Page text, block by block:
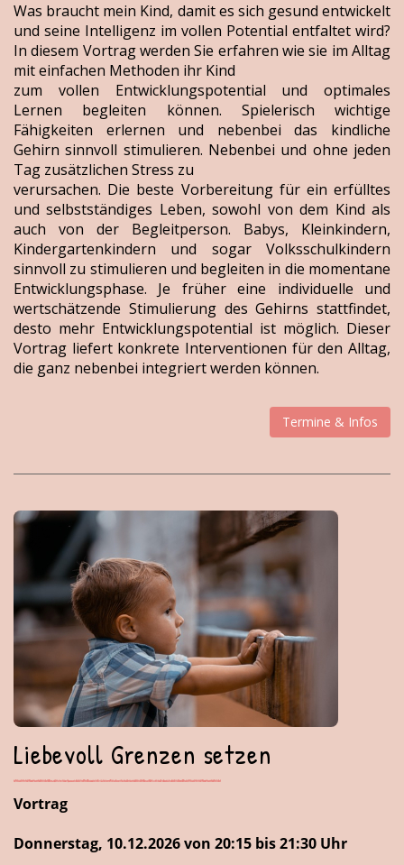
Was braucht mein Kind, damit es sich gesund entwickelt
und seine Intelligenz im vollen Potential entfaltet wird?
In diesem Vortrag werden Sie erfahren wie sie im Alltag
mit einfachen Methoden ihr Kind
zum vollen Entwicklungspotential und optimales
Lernen begleiten können. Spielerisch wichtige
Fähigkeiten erlernen und nebenbei das kindliche
Gehirn sinnvoll stimulieren. Nebenbei und ohne jeden
Tag zusätzlichen Stress zu
verursachen. Die beste Vorbereitung für ein erfülltes
und selbstständiges Leben, sowohl von dem Kind als
auch von der Begleitperson. Babys, Kleinkindern,
Kindergartenkindern und sogar Volksschulkindern
sinnvoll zu stimulieren und begleiten in die momentane
Entwicklungsphase. Je früher eine individuelle und
wertschätzende Stimulierung des Gehirns stattfindet,
desto mehr Entwicklungspotential ist möglich. Dieser
Vortrag liefert konkrete Interventionen für den Alltag,
die ganz nebenbei integriert werden können.
Termine & Infos
Liebevoll Grenzen setzen
Vortrag
Donnerstag, 10.12.2026 von 20:15 bis 21:30 Uhr